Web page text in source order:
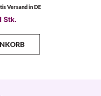
Versand in DE
Stk.